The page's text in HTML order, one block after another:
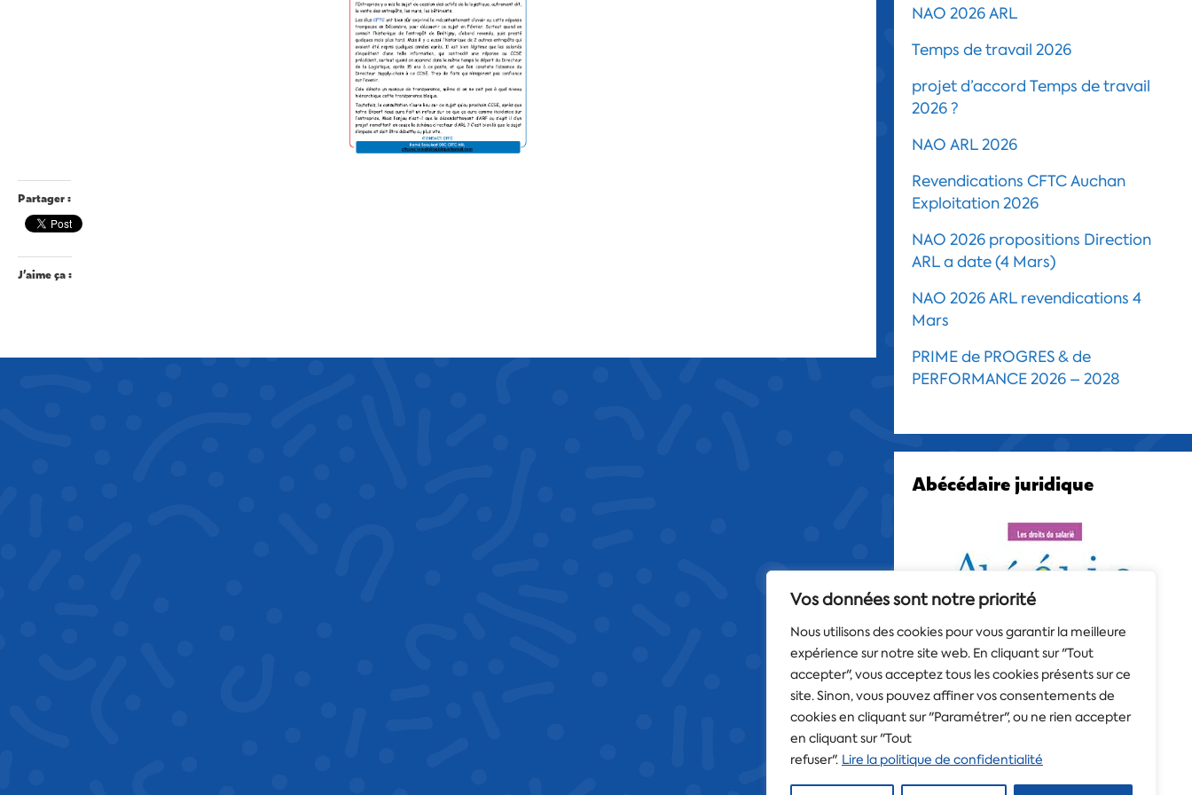
Vos données sont notre priorité
Nous utilisons des cookies pour vous garantir la meilleure
expérience sur notre site web. En cliquant sur "Tout
accepter", vous acceptez tous les cookies présents sur ce
site. Sinon, vous pouvez affiner vos consentements de
cookies en cliquant sur "Paramétrer", ou ne rien accepter
en cliquant sur "Tout
refuser". Lire la politique de confidentialité
Partager :
J’aime ça :
NAO 2026 ARL
Temps de travail 2026
projet d’accord Temps de travail
2026 ?
NAO ARL 2026
Revendications CFTC Auchan
Exploitation 2026
NAO 2026 propositions Direction
ARL a date (4 Mars)
NAO 2026 ARL revendications 4
Mars
PRIME de PROGRES & de
PERFORMANCE 2026 – 2028
Abécédaire juridique